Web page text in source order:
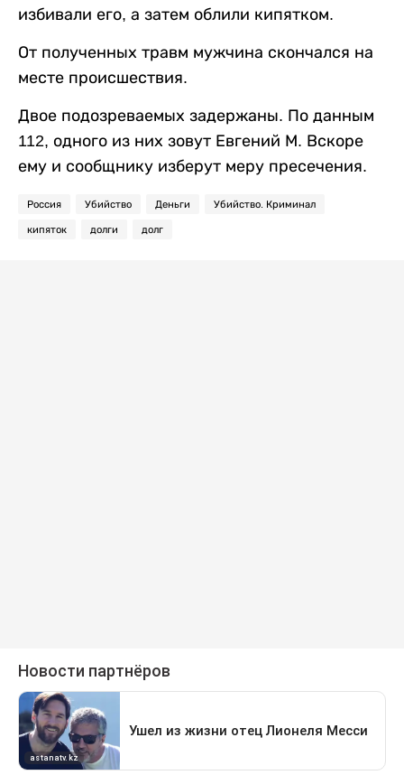
избивали его, а затем облили кипятком.
От полученных травм мужчина скончался на
месте происшествия.
Двое подозреваемых задержаны. По данным
112, одного из них зовут Евгений М. Вскоре
ему и сообщнику изберут меру пресечения.
Россия Убийство Деньги Убийство. Криминал
кипяток долги долг